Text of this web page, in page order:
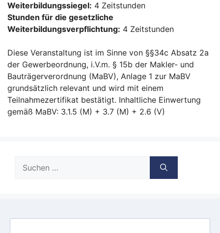
Weiterbildungssiegel: 4 Zeitstunden
Stunden für die gesetzliche
Weiterbildungsverpflichtung: 4 Zeitstunden
Diese Veranstaltung ist im Sinne von §§34c Absatz 2a
der Gewerbeordnung, i.V.m. § 15b der Makler- und
Bauträgerverordnung (MaBV), Anlage 1 zur MaBV
grundsätzlich relevant und wird mit einem
Teilnahmezertifikat bestätigt. Inhaltliche Einwertung
gemäß MaBV: 3.1.5 (M) + 3.7 (M) + 2.6 (V)
nach: